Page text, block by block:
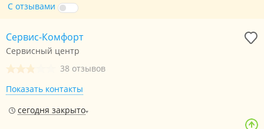
С отзывами
Сервис-Комфорт
Сервисный центр
38 отзывов
Показать контакты
сегодня закрыто